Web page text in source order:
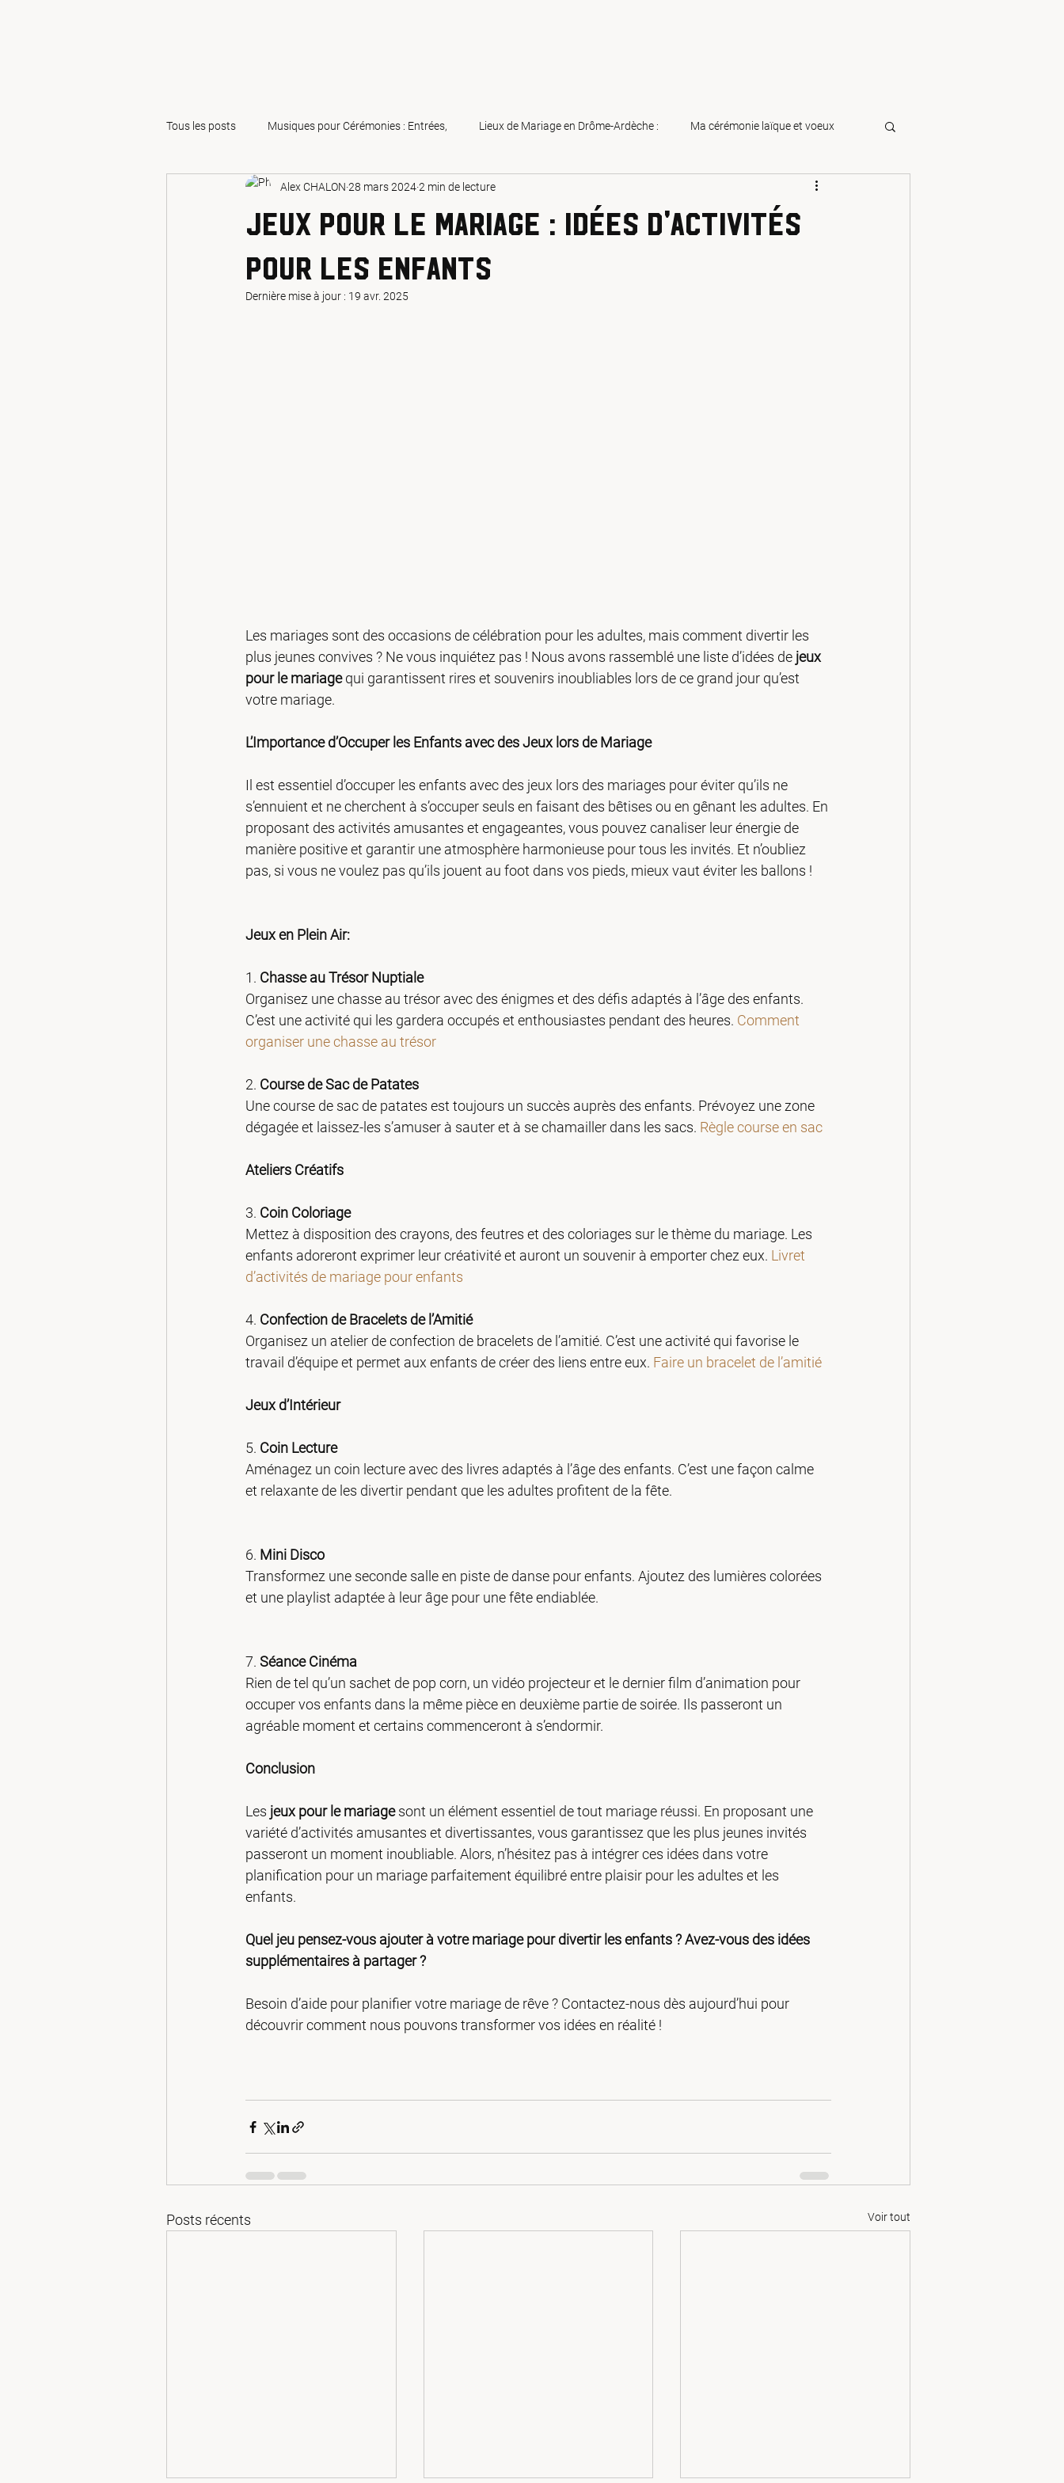
Tous les posts Musiques pour Cérémonies : Entrées, Lieux de Mariage en Drôme-Ardèche : Ma cérémonie laïque et voeux
Jeux et Animations pour Mariages Animations Séminaires entreprises
Jeux pour le mariage : idées d'activités
pour les enfants
Alex CHALON 28 mars 20242 min de lecture
Dernière mise à jour : 19 avr. 2025
Les mariages sont des occasions de célébration pour les adultes, mais comment divertir les
plus jeunes convives ? Ne vous inquiétez pas ! Nous avons rassemblé une liste d’idées de jeux
pour le mariage qui garantissent rires et souvenirs inoubliables lors de ce grand jour qu’est
votre mariage.
L’Importance d’Occuper les Enfants avec des Jeux lors de Mariage
Il est essentiel d’occuper les enfants avec des jeux lors des mariages pour éviter qu’ils ne
s’ennuient et ne cherchent à s’occuper seuls en faisant des bêtises ou en gênant les adultes. En
proposant des activités amusantes et engageantes, vous pouvez canaliser leur énergie de
manière positive et garantir une atmosphère harmonieuse pour tous les invités. Et n’oubliez
pas, si vous ne voulez pas qu’ils jouent au foot dans vos pieds, mieux vaut éviter les ballons !
Jeux en Plein Air:
1. Chasse au Trésor Nuptiale
Organisez une chasse au trésor avec des énigmes et des défis adaptés à l’âge des enfants.
C’est une activité qui les gardera occupés et enthousiastes pendant des heures. Comment
organiser une chasse au trésor
2. Course de Sac de Patates
Une course de sac de patates est toujours un succès auprès des enfants. Prévoyez une zone
dégagée et laissez-les s’amuser à sauter et à se chamailler dans les sacs. Règle course en sac
Ateliers Créatifs
3. Coin Coloriage
Mettez à disposition des crayons, des feutres et des coloriages sur le thème du mariage. Les
enfants adoreront exprimer leur créativité et auront un souvenir à emporter chez eux. Livret
d’activités de mariage pour enfants
4. Confection de Bracelets de l’Amitié
Organisez un atelier de confection de bracelets de l’amitié. C’est une activité qui favorise le
travail d’équipe et permet aux enfants de créer des liens entre eux. Faire un bracelet de l’amitié
Jeux d’Intérieur
5. Coin Lecture
Aménagez un coin lecture avec des livres adaptés à l’âge des enfants. C’est une façon calme
et relaxante de les divertir pendant que les adultes profitent de la fête.
6. Mini Disco
Transformez une seconde salle en piste de danse pour enfants. Ajoutez des lumières colorées
et une playlist adaptée à leur âge pour une fête endiablée.
7. Séance Cinéma
Rien de tel qu’un sachet de pop corn, un vidéo projecteur et le dernier film d’animation pour
occuper vos enfants dans la même pièce en deuxième partie de soirée. Ils passeront un
agréable moment et certains commenceront à s’endormir.
Conclusion
Les jeux pour le mariage sont un élément essentiel de tout mariage réussi. En proposant une
variété d’activités amusantes et divertissantes, vous garantissez que les plus jeunes invités
passeront un moment inoubliable. Alors, n’hésitez pas à intégrer ces idées dans votre
planification pour un mariage parfaitement équilibré entre plaisir pour les adultes et les
enfants.
Quel jeu pensez-vous ajouter à votre mariage pour divertir les enfants ? Avez-vous des idées
supplémentaires à partager ?
Besoin d’aide pour planifier votre mariage de rêve ? Contactez-nous dès aujourd’hui pour
découvrir comment nous pouvons transformer vos idées en réalité !
Posts récents Voir tout